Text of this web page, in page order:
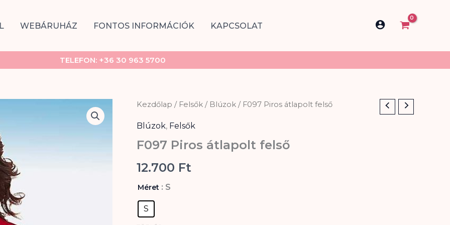
WEBÁRUHÁZ FONTOS INFORMÁCIÓK KAPCSOLAT
TELEFON: +36 30 963 5700
Kezdőlap / Felsők / Blúzok / F097 Piros átlapolt felső
Blúzok, Felsők
F097 Piros átlapolt felső
12.700 Ft
Méret : S
S
F097
átlapolt
mennyiség